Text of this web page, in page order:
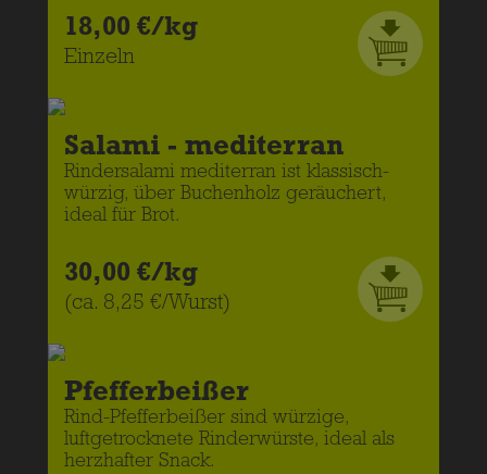
18,00 €/kg
Einzeln
Salami - mediterran
Rindersalami mediterran ist klassisch-
würzig, über Buchenholz geräuchert,
ideal für Brot.
30,00 €/kg
(ca. 8,25 €/Wurst)
Pfefferbeißer
Rind-Pfefferbeißer sind würzige,
luftgetrocknete Rinderwürste, ideal als
herzhafter Snack.